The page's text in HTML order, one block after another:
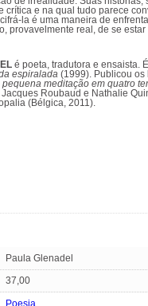
crítica e na qual tudo parece
la é uma maneira de
provavelmente real, de se
é poeta, tradutora e ensaista.
espiralada (1999). Publicou
meditação em quatro
Roubaud e Nathalie
(Bélgica, 2011).
Paula Glenadel
37,00
Poesia